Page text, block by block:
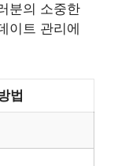
분의 소중한
이트 관리에
법